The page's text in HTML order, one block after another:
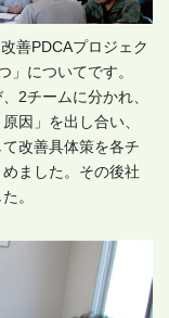
善PDCAプロジェク
」についてです。
2チームに分かれ、
因」を出し合い、
改善具体策を各チ
ました。その後社
。